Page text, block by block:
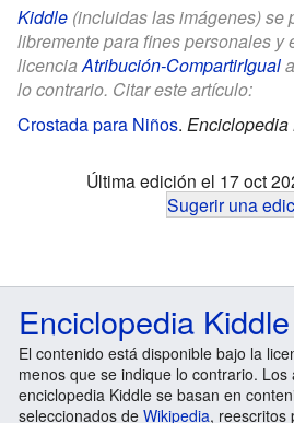
Kiddle (incluidas las imágenes) se
libremente para fines personales y
licenciaAtribución-CompartirIgual
lo contrario. Citar este artículo:
Crostada para Niños. Enciclopedia
Última edición el 17 oct
Sugerir una
Enciclopedia Kiddle
El contenido está disponible bajo la
menos que se indique lo contrario.
enciclopedia Kiddle se basan en
seleccionados de Wikipedia, reescritos